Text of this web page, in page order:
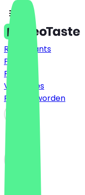
Restaurants
Prijzen
FAQ
Vacatures
Partner worden